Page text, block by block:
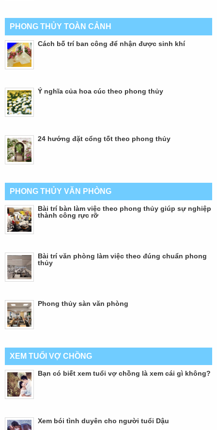
PHONG THỦY TOÀN CẢNH
Cách bố trí ban công để nhận được sinh khí
Ý nghĩa của hoa cúc theo phong thủy
24 hướng đặt cổng tốt theo phong thủy
PHONG THỦY VĂN PHÒNG
Bài trí bàn làm việc theo phong thủy giúp sự nghiệp
thành công rực rỡ
Bài trí văn phòng làm việc theo đúng chuẩn phong
thủy
Phong thủy sàn văn phòng
XEM TUỔI VỢ CHỒNG
Bạn có biết xem tuổi vợ chồng là xem cái gì không?
Xem bói tình duyên cho người tuổi Dậu